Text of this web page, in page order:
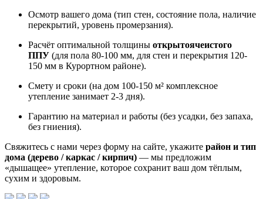
Осмотр вашего дома (тип стен, состояние пола, наличие
перекрытий, уровень промерзания).
Расчёт оптимальной толщины открытоячеистого
ППУ (для пола 80-100 мм, для стен и перекрытия 120-
150 мм в Курортном районе).
Смету и сроки (на дом 100-150 м² комплексное
утепление занимает 2-3 дня).
Гарантию на материал и работы (без усадки, без запаха,
без гниения).
Свяжитесь с нами через форму на сайте, укажите район и тип
дома (дерево / каркас / кирпич) — мы предложим
«дышащее» утепление, которое сохранит ваш дом тёплым,
сухим и здоровым.